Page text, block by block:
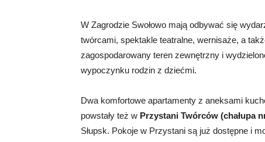
W Zagrodzie Swołowo mają odbywać się
twórcami, spektakle teatralne, wernisaże, a
zagospodarowany teren zewnętrzny i
wypoczynku rodzin z dziećmi.
Dwa komfortowe apartamenty z aneksami
powstały też w Przystani Twórców (chałupa
Słupsk. Pokoje w Przystani są już dostępne i